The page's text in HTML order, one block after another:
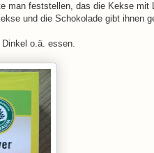
man feststellen, das die Kekse mit
und die Schokolade gibt ihnen
o.ä. essen.